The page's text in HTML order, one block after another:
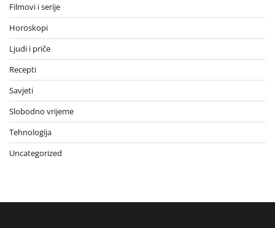
Filmovi i serije
Horoskopi
Ljudi i priče
Recepti
Savjeti
Slobodno vrijeme
Tehnologija
Uncategorized